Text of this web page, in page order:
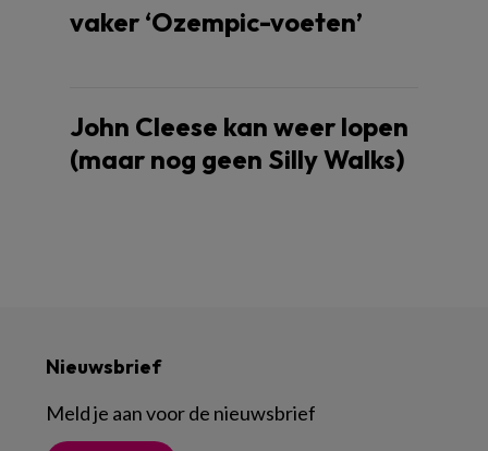
vaker ‘Ozempic-voeten’
John Cleese kan weer lopen
(maar nog geen Silly Walks)
Nieuwsbrief
Meld je aan voor de nieuwsbrief